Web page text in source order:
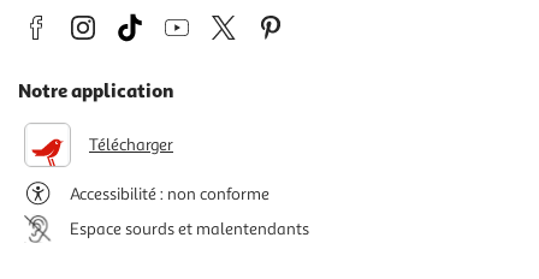
Notre application
Télécharger
Accessibilité : non conforme
Espace sourds et malentendants